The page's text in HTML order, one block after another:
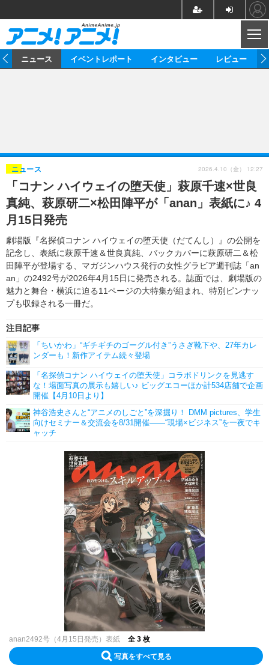
ゲーム グッズ
イベント 海外
海外イベント ビジネス
俳優・タレント アーティスト
ビジネス
アニメ 実写
書評 イベント
ゲーム 座談会
動画
アニメ
アニメ！アニメ！TV ABEMA Cafe
連載・コラム
ニュース イベントレポート インタビュー レビュー
「コナン ハイウェイの堕天使」萩原千速×世良
真純、萩原研二×松田陣平が「anan」表紙に♪ 4
月15日発売
劇場版『名探偵コナン ハイウェイの堕天使（だてんし）』の公開を
記念し、表紙に萩原千速＆世良真純、バックカバーに萩原研二＆松
田陣平が登場する、マガジンハウス発行の女性グラビア週刊誌「an
an」の2492号が2026年4月15日に発売される。誌面では、劇場版の
魅力と舞台・横浜に迫る11ページの大特集が組まれ、特別ピンナッ
プも収録される一冊だ。
ニュース
注目記事
「ちいかわ」“ギチギチのゴーグル付き”うさぎ靴下や、27年カレ
ンダーも！新作アイテム続々登場
「名探偵コナン ハイウェイの堕天使」コラボドリンクを見逃す
な！場面写真の展示も嬉しい♪ ビッグエコーほか計534店舗で企画
開催【4月10日より】
神谷浩史さんと“アニメのしごと”を深掘り！ DMM pictures、学生
向けセミナー＆交流会を8/31開催――“現場×ビジネス”を一夜でキ
ャッチ
2026.4.10（金） 12:27
anan2492号（4月15日発売）表紙 全 3 枚
写真をすべて見る